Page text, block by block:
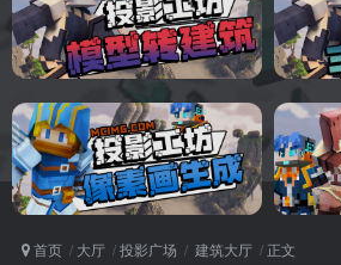
首页 大厅 投影广场 建筑大厅 正文